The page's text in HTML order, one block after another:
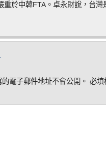
重於中韓FTA。卓永財說，台
電子郵件地址不會公開。 必填